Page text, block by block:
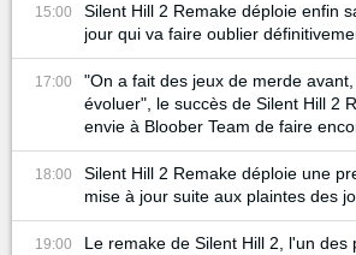
15:00
Silent Hill 2 Remake déploie enfin
jour qui va faire oublier
17:00
"On a fait des jeux de merde
évoluer", le succès de Silent Hill 2
envie à Bloober Team de faire
18:00
Silent Hill 2 Remake déploie une
mise à jour suite aux plaintes des
19:00
Le remake de Silent Hill 2, l'un des